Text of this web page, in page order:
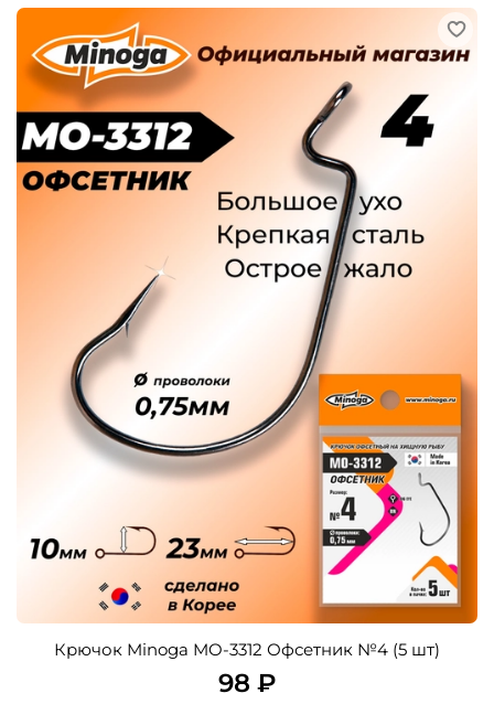
Крючок Minoga MO-3312 Офсетник №4 (5 шт)
98 ₽